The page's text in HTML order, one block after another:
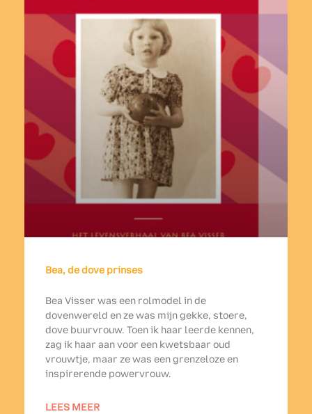
Bea, de dove prinses
Bea Visser was een rolmodel in de
dovenwereld en ze was mijn gekke, stoere,
dove buurvrouw. Toen ik haar leerde kennen,
zag ik haar aan voor een kwetsbaar oud
vrouwtje, maar ze was een grenzeloze en
inspirerende powervrouw.
LEES MEER